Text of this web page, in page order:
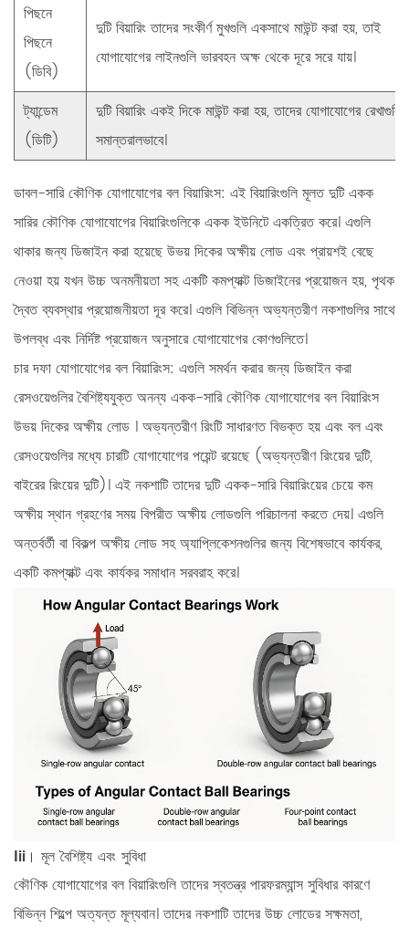
পিছনে
পিছনে
(ডিবি)
দুটি বিয়ারিং তাদের সংকীর্ণ মুখগুলি একসাথে মাউন্ট করা হয়, তাই
যোগাযোগের লাইনগুলি ভারবহন অক্ষ থেকে দূরে সরে যায়।
ট্যান্ডেম
(ডিটি)
দুটি বিয়ারিং একই দিকে মাউন্ট করা হয়, তাদের যোগাযোগের রেখাগুলি
সমান্তরালভাবে।
ডাবল-সারি কৌণিক যোগাযোগের বল বিয়ারিংস: এই বিয়ারিংগুলি মূলত দুটি একক
সারির কৌণিক যোগাযোগের বিয়ারিংগুলিকে একক ইউনিটে একত্রিত করে। এগুলি
থাকার জন্য ডিজাইন করা হয়েছেউভয় দিকের অক্ষীয় লোডএবং প্রায়শই বেছে
নেওয়া হয় যখন উচ্চ অনমনীয়তা সহ একটি কমপ্যাক্ট ডিজাইনের প্রয়োজন হয়, পৃথক
দ্বৈত ব্যবস্থার প্রয়োজনীয়তা দূর করে। এগুলি বিভিন্ন অভ্যন্তরীণ নকশাগুলির সাথে
উপলব্ধ এবং নির্দিষ্ট প্রয়োজন অনুসারে যোগাযোগের কোণগুলিতে।
চার দফা যোগাযোগের বল বিয়ারিংস: এগুলি সমর্থন করার জন্য ডিজাইন করা
রেসওয়েগুলির বৈশিষ্ট্যযুক্ত অনন্য একক-সারি কৌণিক যোগাযোগের বল বিয়ারিংস
উভয় দিকের অক্ষীয় লোড । অভ্যন্তরীণ রিংটি সাধারণত বিভক্ত হয় এবং বল এবং
রেসওয়েগুলির মধ্যে চারটি যোগাযোগের পয়েন্ট রয়েছে (অভ্যন্তরীণ রিংয়ের দুটি,
বাইরের রিংয়ের দুটি)। এই নকশাটি তাদের দুটি একক-সারি বিয়ারিংয়ের চেয়ে কম
অক্ষীয় স্থান গ্রহণের সময় বিপরীত অক্ষীয় লোডগুলি পরিচালনা করতে দেয়। এগুলি
অন্তর্বর্তী বা বিকল্প অক্ষীয় লোড সহ অ্যাপ্লিকেশনগুলির জন্য বিশেষভাবে কার্যকর,
একটি কমপ্যাক্ট এবং কার্যকর সমাধান সরবরাহ করে।
Iii। মূল বৈশিষ্ট্য এবং সুবিধা
কৌণিক যোগাযোগের বল বিয়ারিংগুলি তাদের স্বতন্ত্র পারফরম্যান্স সুবিধার কারণে
বিভিন্ন শিল্পে অত্যন্ত মূল্যবান। তাদের নকশাটি তাদের উচ্চ লোডের সক্ষমতা,